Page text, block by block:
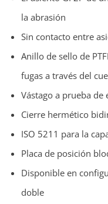
la abrasión
Sin contacto entre
Anillo de sello de
fugas a través del
Vástago a prueba de
Cierre hermético
ISO 5211 para la
Placa de posición
Disponible en
doble